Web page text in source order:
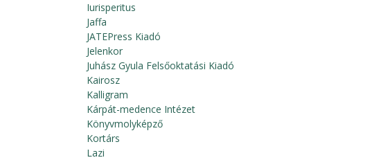
Iurisperitus
Jaffa
JATEPress Kiadó
Jelenkor
Juhász Gyula Felsőoktatási Kiadó
Kairosz
Kalligram
Kárpát-medence Intézet
Könyvmolyképző
Kortárs
Lazi